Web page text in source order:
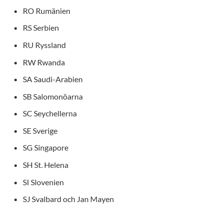
RO Rumänien
RS Serbien
RU Ryssland
RW Rwanda
SA Saudi-Arabien
SB Salomonöarna
SC Seychellerna
SE Sverige
SG Singapore
SH St. Helena
SI Slovenien
SJ Svalbard och Jan Mayen